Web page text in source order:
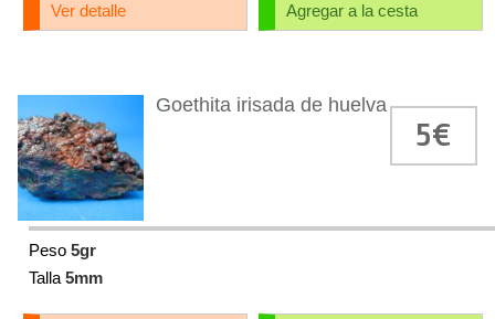
Agregar a la cesta
Ver detalle
Goethita irisada de huelva
5€
Peso 5gr
Talla 5mm